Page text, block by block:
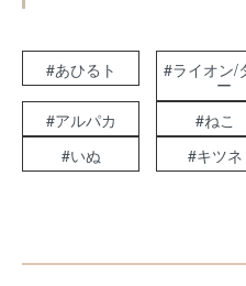
#あひるト #ライオン/
ー
#アルパカ #ねこ
#いぬ
#キツネ